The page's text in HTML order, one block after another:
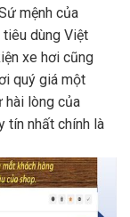
mệnh của
dùng Việt
xe hơi cũng
quý giá một
hài lòng của
tín nhất chính là